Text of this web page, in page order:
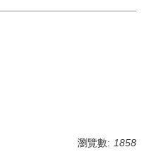
瀏覽數: 1858